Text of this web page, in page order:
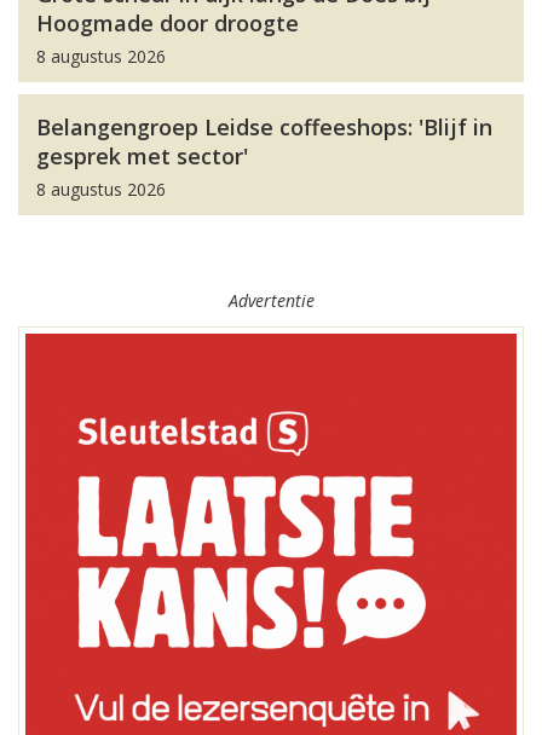
Hoogmade door droogte
8 augustus 2026
Belangengroep Leidse coffeeshops: 'Blijf in
gesprek met sector'
8 augustus 2026
Advertentie